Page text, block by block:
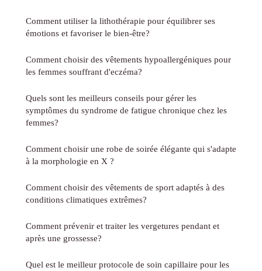
Comment utiliser la lithothérapie pour équilibrer ses
émotions et favoriser le bien-être?
Comment choisir des vêtements hypoallergéniques pour
les femmes souffrant d'eczéma?
Quels sont les meilleurs conseils pour gérer les
symptômes du syndrome de fatigue chronique chez les
femmes?
Comment choisir une robe de soirée élégante qui s'adapte
à la morphologie en X ?
Comment choisir des vêtements de sport adaptés à des
conditions climatiques extrêmes?
Comment prévenir et traiter les vergetures pendant et
après une grossesse?
Quel est le meilleur protocole de soin capillaire pour les